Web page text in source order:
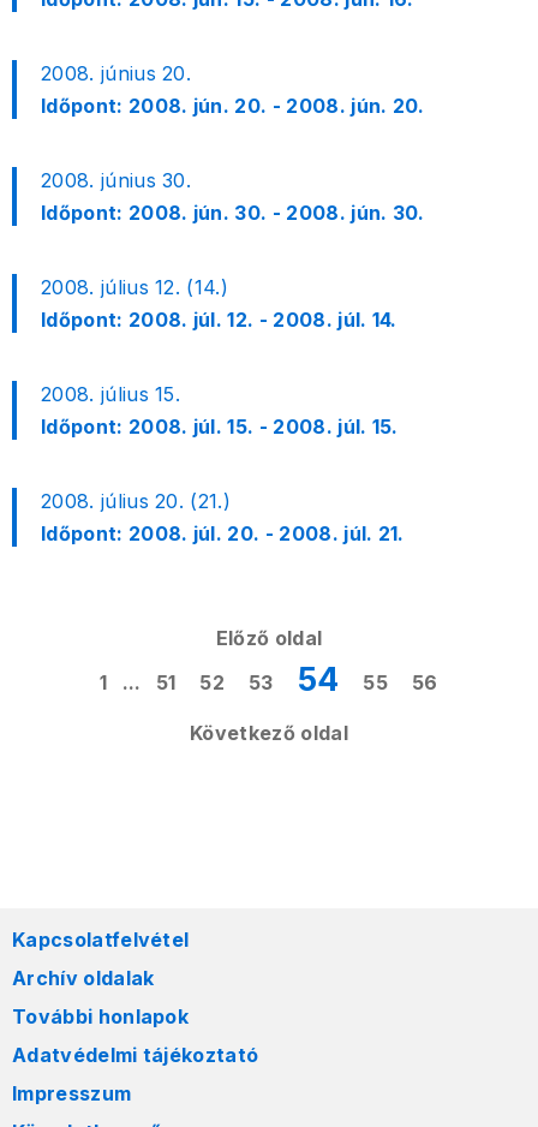
2008. június 20.
Időpont: 2008. jún. 20. - 2008. jún. 20.
2008. június 30.
Időpont: 2008. jún. 30. - 2008. jún. 30.
2008. július 12. (14.)
Időpont: 2008. júl. 12. - 2008. júl. 14.
2008. július 15.
Időpont: 2008. júl. 15. - 2008. júl. 15.
2008. július 20. (21.)
Időpont: 2008. júl. 20. - 2008. júl. 21.
Előző oldal
1
... 51 52 53 54 55 56
Következő oldal
Kapcsolatfelvétel
Archív oldalak
További honlapok
Adatvédelmi tájékoztató
Impresszum